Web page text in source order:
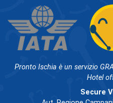
Pronto Ischia è un servizio
Hotel
Secure